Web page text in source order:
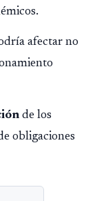
afectar no
de los
obligaciones